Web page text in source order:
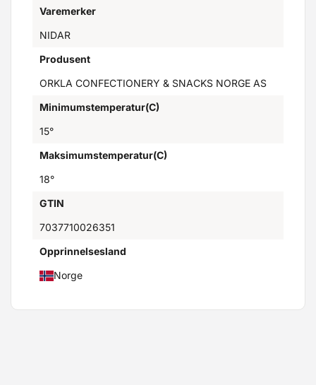
Varemerker
NIDAR
Produsent
ORKLA CONFECTIONERY & SNACKS NORGE AS
Minimumstemperatur(C)
15°
Maksimumstemperatur(C)
18°
GTIN
7037710026351
Opprinnelsesland
Norge